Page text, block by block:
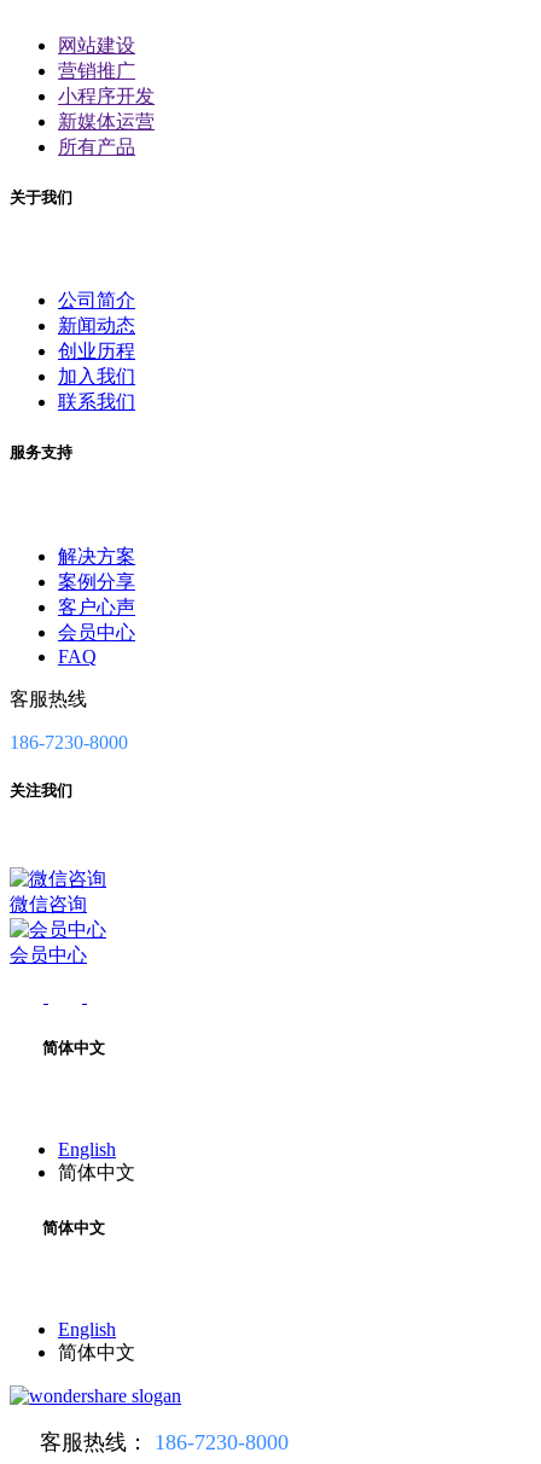
网站建设
营销推广
小程序开发
新媒体运营
所有产品
关于我们
公司简介
新闻动态
创业历程
加入我们
联系我们
服务支持
解决方案
案例分享
客户心声
会员中心
FAQ
客服热线
186-7230-8000
关注我们
微信咨询
会员中心
简体中文
English
简体中文
简体中文
English
简体中文
客服热线： 186-7230-8000